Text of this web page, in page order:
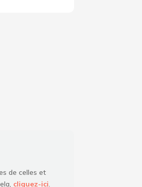
de celles et
cliquez-ici.